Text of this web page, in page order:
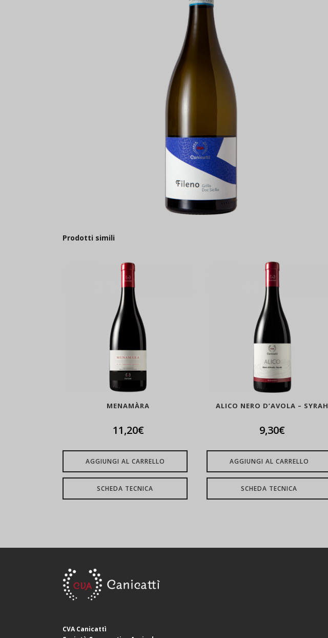
Prodotti simili
MENAMÀRA
11,20€
AGGIUNGI AL CARRELLO
SCHEDA TECNICA
ALICO NERO D’AVOLA – SYRAH
9,30€
AGGIUNGI AL CARRELLO
SCHEDA TECNICA
CVA Canicattì